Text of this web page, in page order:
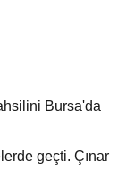
Bursa'da
geçti. Çınar